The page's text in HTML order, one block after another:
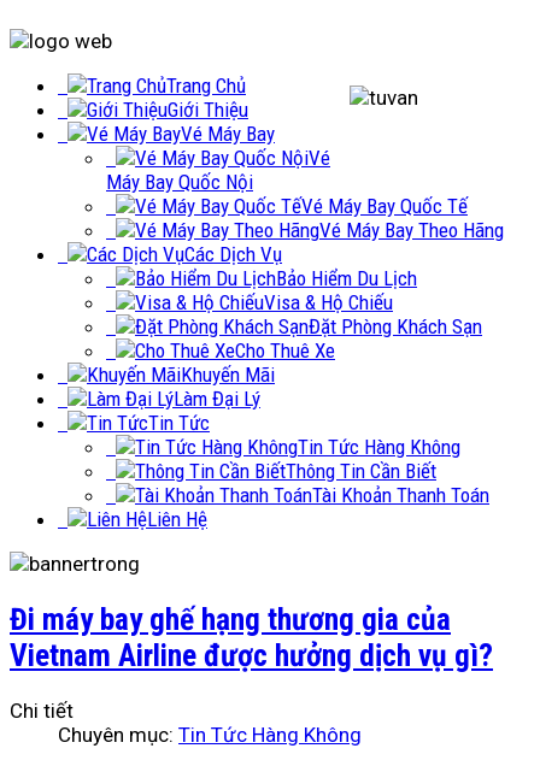
Trang Chủ
Giới Thiệu
Vé Máy Bay
Vé
Máy Bay Quốc Nội
Vé Máy Bay Quốc Tế
Vé Máy Bay Theo Hãng
Các Dịch Vụ
Bảo Hiểm Du Lịch
Visa & Hộ Chiếu
Đặt Phòng Khách Sạn
Cho Thuê Xe
Khuyến Mãi
Làm Đại Lý
Tin Tức
Tin Tức Hàng Không
Thông Tin Cần Biết
Tài Khoản Thanh Toán
Liên Hệ
Đi máy bay ghế hạng thương gia của
Vietnam Airline được hưởng dịch vụ gì?
Chi tiết
Chuyên mục: Tin Tức Hàng Không